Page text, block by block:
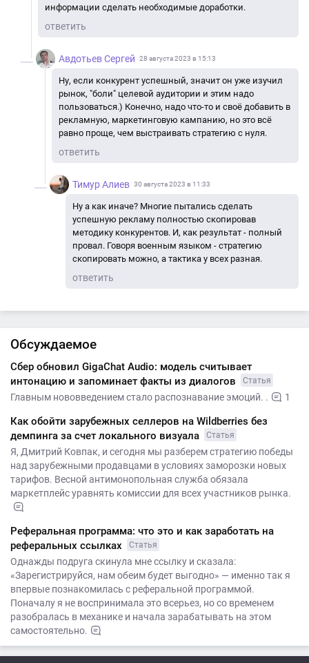
информации сделать необходимые доработки.
ответить
Авдотьев Сергей 28 августа 2023 в 15:13
Ну, если конкурент успешный, значит он уже изучил
рынок, "боли" целевой аудитории и этим надо
пользоваться.) Конечно, надо что-то и своё добавить в
рекламную, маркетинговую кампанию, но это всё
равно проще, чем выстраивать стратегию с нуля.
ответить
Тимур Алиев 30 августа 2023 в 11:33
Ну а как иначе? Многие пытались сделать
успешную рекламу полностью скопировав
методику конкурентов. И, как результат - полный
провал. Говоря военным языком - стратегию
скопировать можно, а тактика у всех разная.
ответить
Обсуждаемое
Сбер обновил GigaChat Audio: модель считывает
интонацию и запоминает факты из диалогов
Статья
Главным нововведением стало распознавание эмоций. . 1
Как обойти зарубежных селлеров на Wildberries без
демпинга за счет локального визуала
Статья
Я, Дмитрий Ковпак, и сегодня мы разберем стратегию победы
над зарубежными продавцами в условиях заморозки новых
тарифов. Весной антимонопольная служба обязала
маркетплейс уравнять комиссии для всех участников рынка.
Реферальная программа: что это и как заработать на
реферальных ссылках
Статья
Однажды подруга скинула мне ссылку и сказала:
«Зарегистрируйся, нам обеим будет выгодно» — именно так я
впервые познакомилась с реферальной программой.
Поначалу я не воспринимала это всерьез, но со временем
разобралась в механике и начала зарабатывать на этом
самостоятельно.